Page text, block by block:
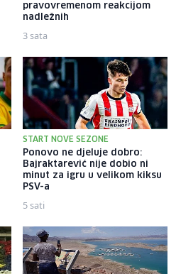
pravovremenom reakcijom
nadležnih
3 sata
START NOVE SEZONE
Ponovo ne djeluje dobro:
Bajraktarević nije dobio ni
minut za igru u velikom kiksu
PSV-a
5 sati